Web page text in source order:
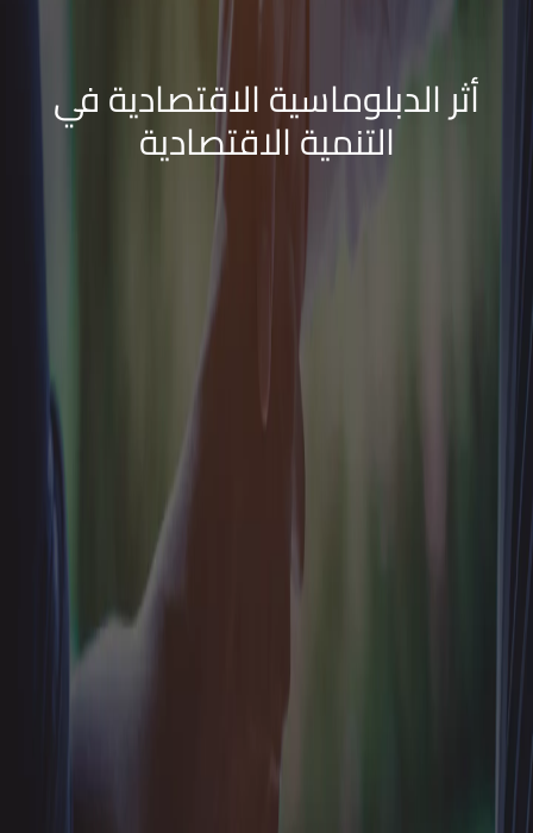
أثر الدبلوماسية الاقتصادية في
التنمية الاقتصادية